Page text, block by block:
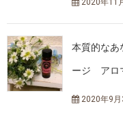
2020年11
本質的なあ
ージ アロ
2020年9月